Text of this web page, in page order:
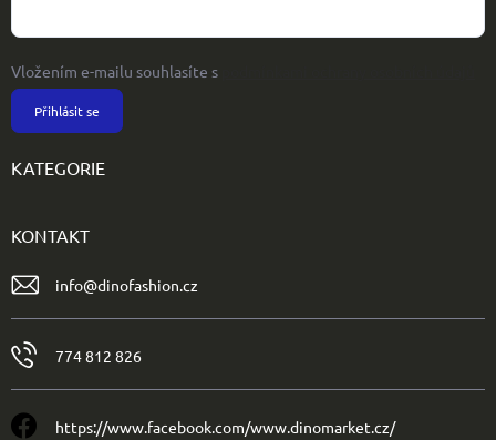
Vložením e-mailu souhlasíte s
Přihlásit se
KATEGORIE
KONTAKT
info@dinofashion.cz
774 812 826
https://www.facebook.com/www.dinomarket.cz/